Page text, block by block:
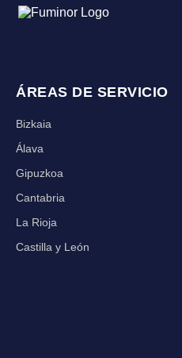
ÁREAS DE SERVICIO
Bizkaia
Álava
Gipuzkoa
Cantabria
La Rioja
Castilla y León